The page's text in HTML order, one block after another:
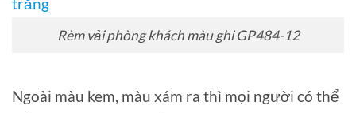
Rèm vải phòng khách màu ghi GP484-12
Ngoài màu kem, màu xám ra thì mọi người có thể